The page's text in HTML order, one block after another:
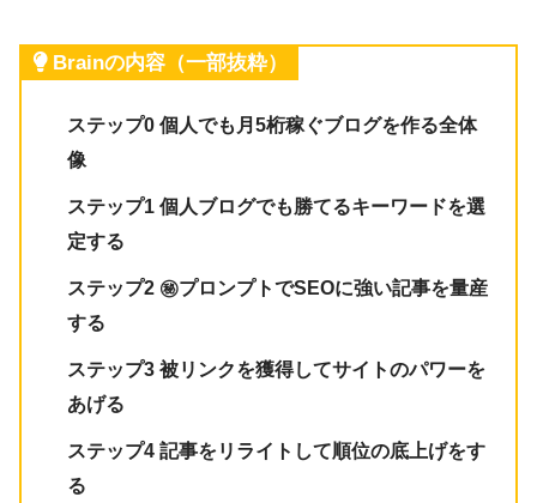
Brainの内容（一部抜粋）
ステップ0 個人でも月5桁稼ぐブログを作る全体
像
ステップ1 個人ブログでも勝てるキーワードを選
定する
ステップ2 ㊙︎プロンプトでSEOに強い記事を量産
する
ステップ3 被リンクを獲得してサイトのパワーを
あげる
ステップ4 記事をリライトして順位の底上げをす
る